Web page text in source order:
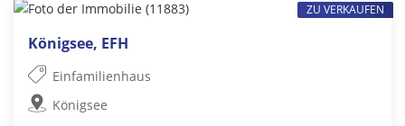
Königsee, EFH
Einfamilienhaus
Königsee
ZU VERKAUFEN